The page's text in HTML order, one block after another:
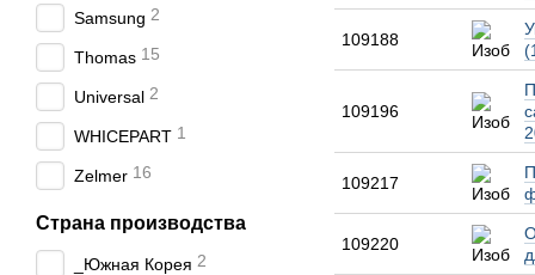
109188
109196
109217
109220
Samsung 2
Thomas 15
Universal 2
WHICEPART 1
Zelmer 16
Страна производства
_Южная Корея 2